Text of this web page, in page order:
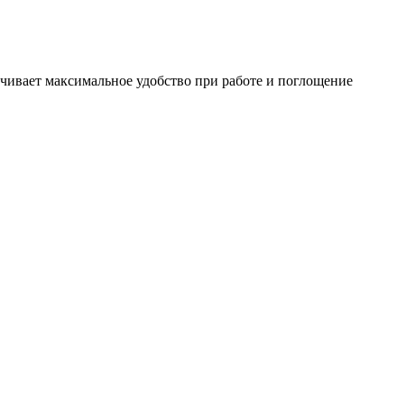
максимальное удобство при работе и поглощение